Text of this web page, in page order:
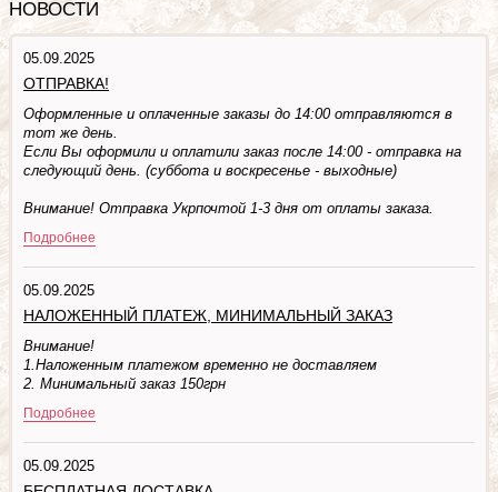
НОВОСТИ
05.09.2025
ОТПРАВКА!
Оформленные и оплаченные заказы до 14:00 отправляются в
тот же день.
Если Вы оформили и оплатили заказ после 14:00 - отправка на
следующий день. (суббота и воскресенье - выходные)
Внимание! Отправка Укрпочтой 1-3 дня от оплаты заказа.
Подробнее
05.09.2025
НАЛОЖЕННЫЙ ПЛАТЕЖ, МИНИМАЛЬНЫЙ ЗАКАЗ
Внимание!
1.Наложенным платежом временно не доставляем
2. Минимальный заказ 150грн
Подробнее
05.09.2025